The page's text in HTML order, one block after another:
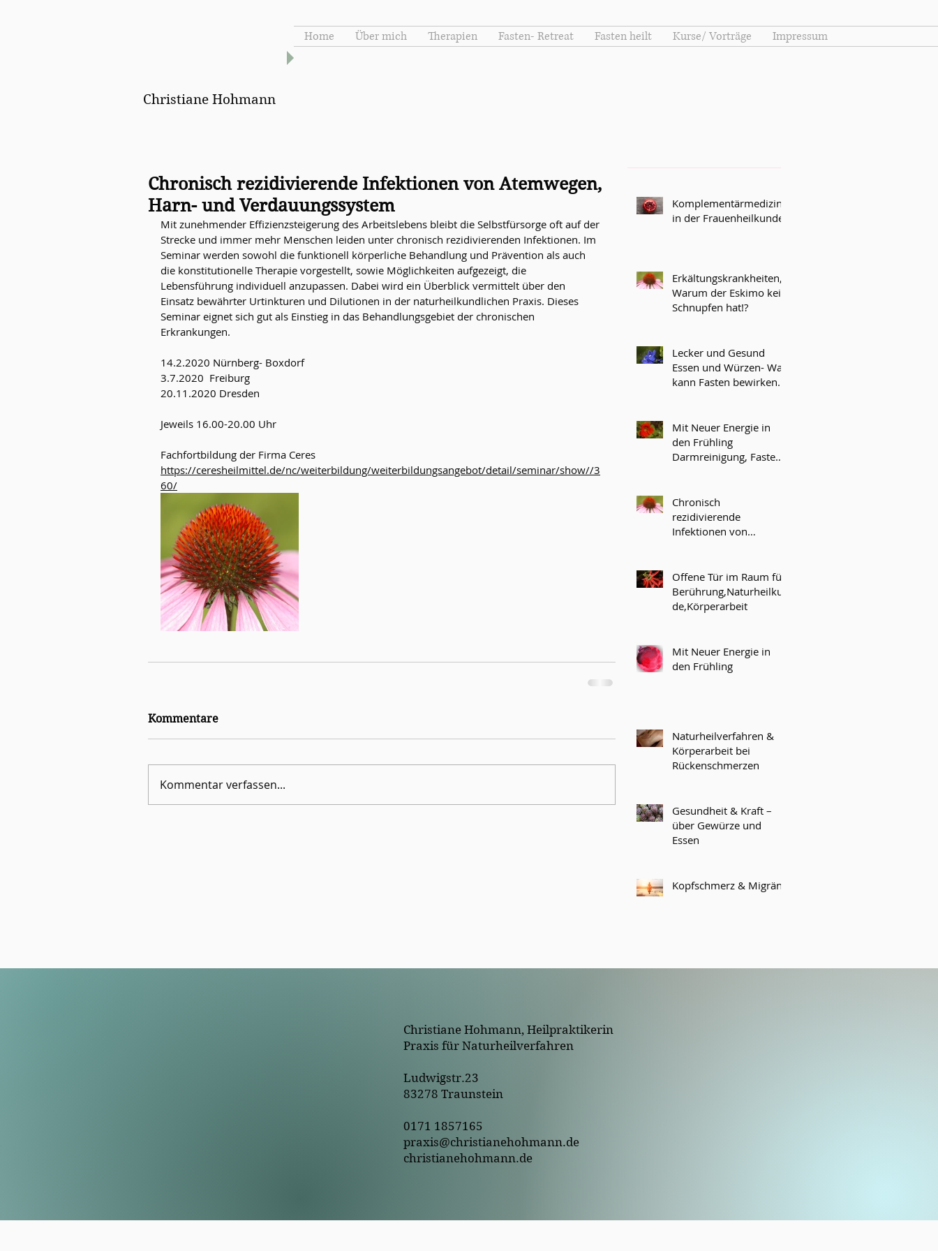
Home Über mich Therapien Fasten- Retreat Fasten heilt Kurse/ Vorträge Impressum
Chronisch rezidivierende Infektionen von Atemwegen,
Harn- und Verdauungssystem
Mit zunehmender Effizienzsteigerung des Arbeitslebens bleibt die Selbstfürsorge oft auf der
Strecke und immer mehr Menschen leiden unter chronisch rezidivierenden Infektionen. Im
Seminar werden sowohl die funktionell körperliche Behandlung und Prävention als auch
die konstitutionelle Therapie vorgestellt, sowie Möglichkeiten aufgezeigt, die
Lebensführung individuell anzupassen. Dabei wird ein Überblick vermittelt über den
Einsatz bewährter Urtinkturen und Dilutionen in der naturheilkundlichen Praxis. Dieses
Seminar eignet sich gut als Einstieg in das Behandlungsgebiet der chronischen
Erkrankungen.
14.2.2020 Nürnberg- Boxdorf
3.7.2020  Freiburg
20.11.2020 Dresden
Jeweils 16.00-20.00 Uhr
Fachfortbildung der Firma Ceres
https://ceresheilmittel.de/nc/weiterbildung/weiterbildungsangebot/detail/seminar/show//3
60/
Kommentare
Kommentar verfassen...
Komplementärmedizin
in der Frauenheilkunde
Erkältungskrankheiten,
Warum der Eskimo kein
Schnupfen hat!?
Lecker und Gesund
Essen und Würzen- Was
kann Fasten bewirken
Mit Neuer Energie in
den Frühling
Darmreinigung, Fasten,
Chronisch
rezidivierende
Infektionen von
Offene Tür im Raum für
Berührung,Naturheilkun
de,Körperarbeit
Mit Neuer Energie in
den Frühling
Naturheilverfahren &
Körperarbeit bei
Rückenschmerzen
Gesundheit & Kraft –
über Gewürze und
Essen
Kopfschmerz & Migräne
Christiane Hohmann
Christiane Hohmann, Heilpraktikerin
Praxis für Naturheilverfahren
Ludwigstr.23
83278 Traunstein
0171 1857165
praxis@christianehohmann.de
christianehohmann.de